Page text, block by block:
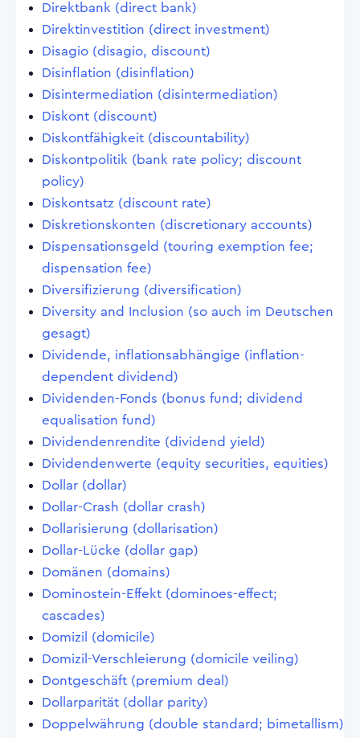
Direktbank (direct bank)
Direktinvestition (direct investment)
Disagio (disagio, discount)
Disinflation (disinflation)
Disintermediation (disintermediation)
Diskont (discount)
Diskontfähigkeit (discountability)
Diskontpolitik (bank rate policy; discount
policy)
Diskontsatz (discount rate)
Diskretionskonten (discretionary accounts)
Dispensationsgeld (touring exemption fee;
dispensation fee)
Diversifizierung (diversification)
Diversity and Inclusion (so auch im Deutschen
gesagt)
Dividende, inflationsabhängige (inflation-
dependent dividend)
Dividenden-Fonds (bonus fund; dividend
equalisation fund)
Dividendenrendite (dividend yield)
Dividendenwerte (equity securities, equities)
Dollar (dollar)
Dollar-Crash (dollar crash)
Dollarisierung (dollarisation)
Dollar-Lücke (dollar gap)
Domänen (domains)
Dominostein-Effekt (dominoes-effect;
cascades)
Domizil (domicile)
Domizil-Verschleierung (domicile veiling)
Dontgeschäft (premium deal)
Dollarparität (dollar parity)
Doppelwährung (double standard; bimetallism)